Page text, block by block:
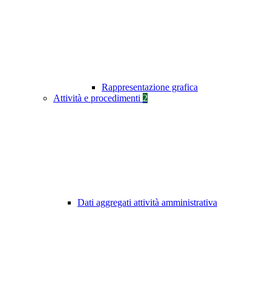
Rappresentazione grafica
Attività e procedimenti 2
Dati aggregati attività amministrativa